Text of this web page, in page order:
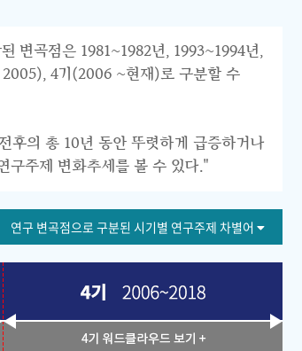
변곡점은 1981~1982년, 1993~1994년,
4기(2006 ~현재)로 구분할 수
후의 총 10년 동안 뚜렷하게 급증하거나
구주제 변화추세를 볼 수 있다."
연구 변곡점으로 구분된 시기별 연구주제 차별어